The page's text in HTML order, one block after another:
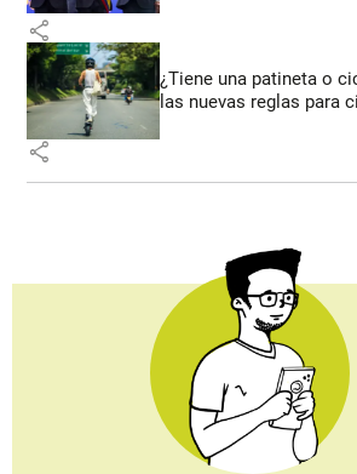
share
¿Tiene una patineta o
las nuevas reglas para
share